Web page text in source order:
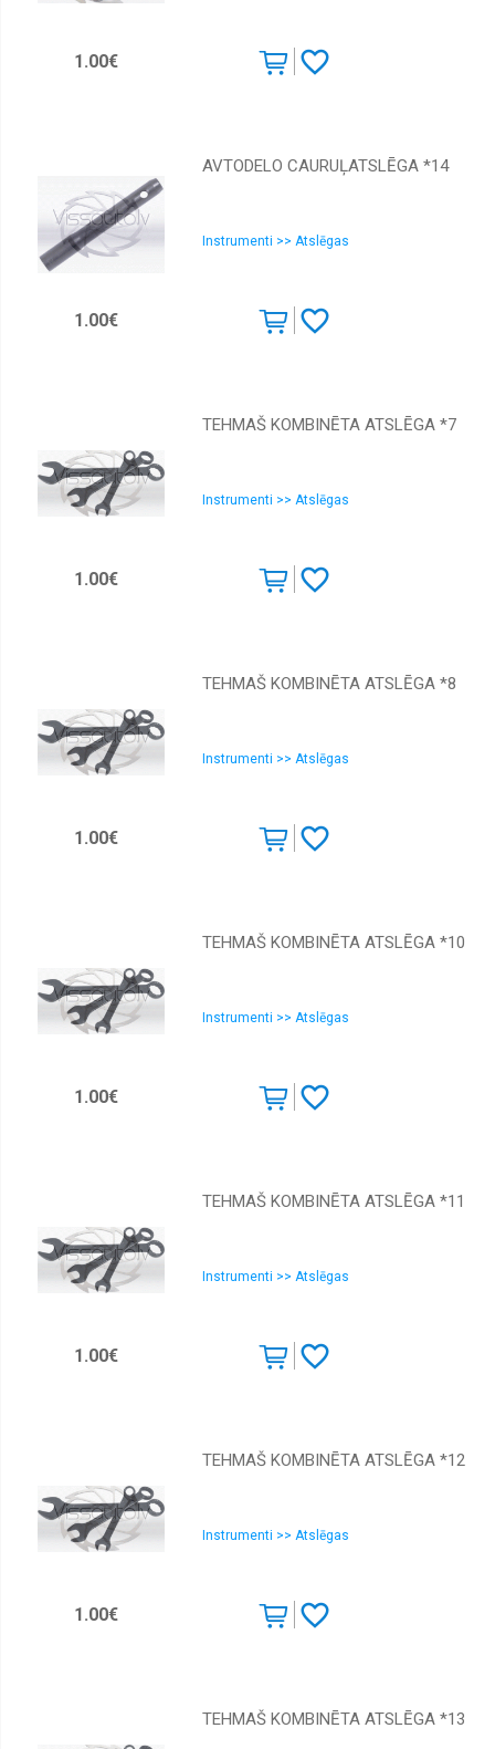
1.00€
AVTODELO CAURUĻATSLĒGA *14
Instrumenti >> Atslēgas
1.00€
TEHMAŠ KOMBINĒTA ATSLĒGA *7
Instrumenti >> Atslēgas
1.00€
TEHMAŠ KOMBINĒTA ATSLĒGA *8
Instrumenti >> Atslēgas
1.00€
TEHMAŠ KOMBINĒTA ATSLĒGA *10
Instrumenti >> Atslēgas
1.00€
TEHMAŠ KOMBINĒTA ATSLĒGA *11
Instrumenti >> Atslēgas
1.00€
TEHMAŠ KOMBINĒTA ATSLĒGA *12
Instrumenti >> Atslēgas
1.00€
TEHMAŠ KOMBINĒTA ATSLĒGA *13